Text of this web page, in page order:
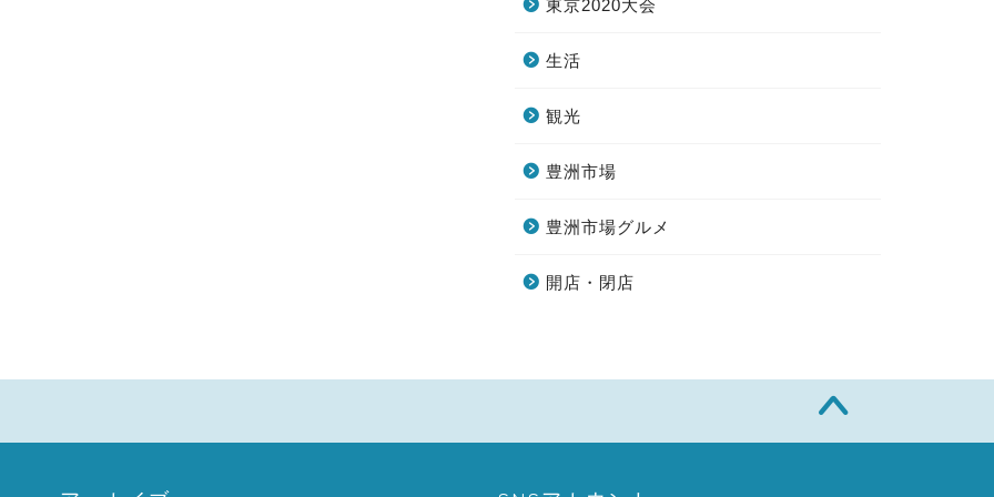
東京2020大会
生活
観光
豊洲市場
豊洲市場グルメ
開店・閉店